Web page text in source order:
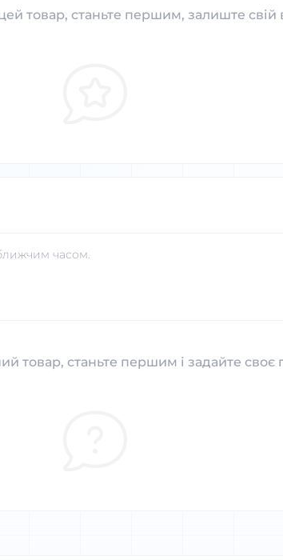
товар, станьте першим, залиште свій
часом.
товар, станьте першим і задайте своє